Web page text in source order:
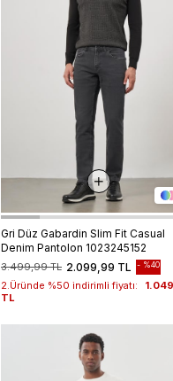
Gri Düz Gabardin Slim Fit Casual
Denim Pantolon 1023245152
2.099,99 TL
3.499,99 TL %40
2.Üründe %50 indirimli fiyatı:
TL